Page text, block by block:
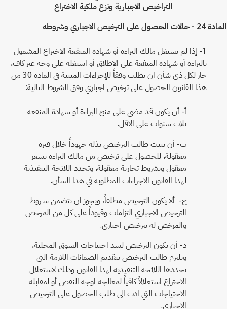
التراخيص الاجبارية ونزع ملكية الاختراع
المادة 24 - حالات الحصول على الترخيص الاجباري وشروطه
1- إذا لم يستغل مالك البراءة أو شهادة المنفعة الاختراع المشمول
بالبراءة أو شهادة المنفعة على الاطلاق أو استغله على وجه غير كاف،
جاز لكل ذي شأن ان يطلب وفقاً للإجراءات المبينة في المادة 30 من
هذا القانون الحصول على ترخيص اجباري وفق الشروط التالية:
أ‌- أن يكون قد مضى على منح البراءة أو شهادة المنفعة
ثلاث سنوات على الاقل.
ب‌- أن يثبت طالب الترخيص بذله جهوداً خلال فترة
معقولة، للحصول على ترخيص من مالك البراءة بسعر
معقول وبشروط تجارية معقولة، وتحدد اللائحة التنفيذية
لهذا القانون الاجراءات المطلوبة في هذا الشأن.
ج- ألا يكون الترخيص مطلقاً، ويجوز ان تتضمن شـروط
الترخيص الاجباري التزامات وقيوداً على كل من المرخص
والمرخص له بترخيص اجباري.
د- أن يكون الترخيص لسد احتياجات السوق المحلية،
ويلتزم طالب الترخيص بتقديم الضمانات اللازمة التي
تحددها اللائحة التنفيذية لهذا القانون وذلك لاستغلال
الاختراع استغلالاً كافياً لمعالجة اوجه النقص أو لمقابلة
الاحتياجات التي ادت الى طلب الحصول على الترخيص
الاجباري.